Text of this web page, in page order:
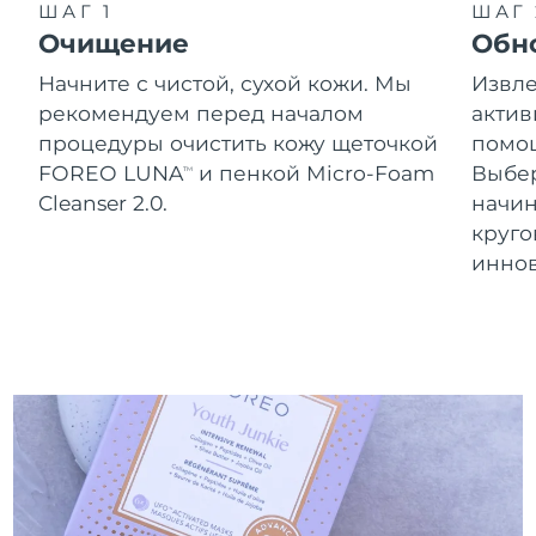
ШАГ 1
Очищение
Начните с чистой, сухой кожи. Мы
рекомендуем перед началом
процедуры очистить кожу щеточкой
FOREO LUNATM
и пенкой Micro-Foam
Cleanser 2.0.
ШАГ
11/08/2026
Словения
11/08/2026
Южно-Африканская
Республика
Ожидаемая дата доставки
Ожидаемая дата доставки
13/08/2026
Швейцария
Ожидаемая дата доставки
Тайвань
Ожидаемая дата доставки